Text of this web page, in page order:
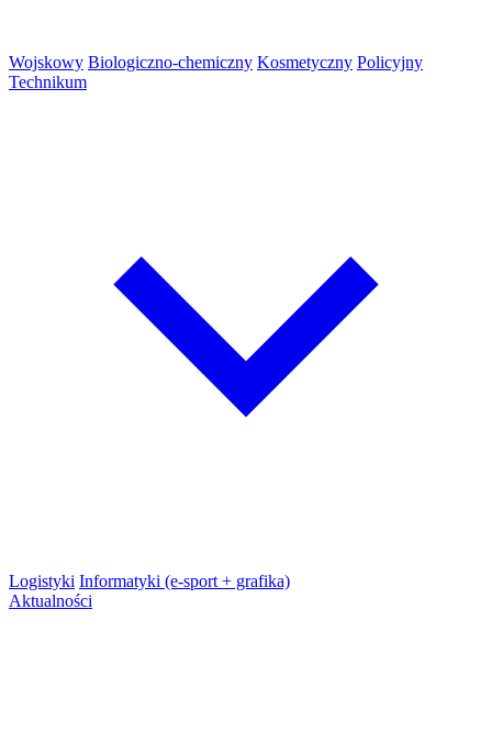
Wojskowy Biologiczno-chemiczny Kosmetyczny Policyjny
Technikum
Logistyki Informatyki (e-sport + grafika)
Aktualności